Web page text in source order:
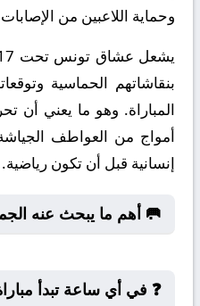
وحماية اللاعبين من
بنقاشاتهم الحماسية
المباراة. وهو ما يعني أن
أمواج من العواطف
إنسانية قبل أن تكون رياضية.
🥅 أهم ما يبحث عنه